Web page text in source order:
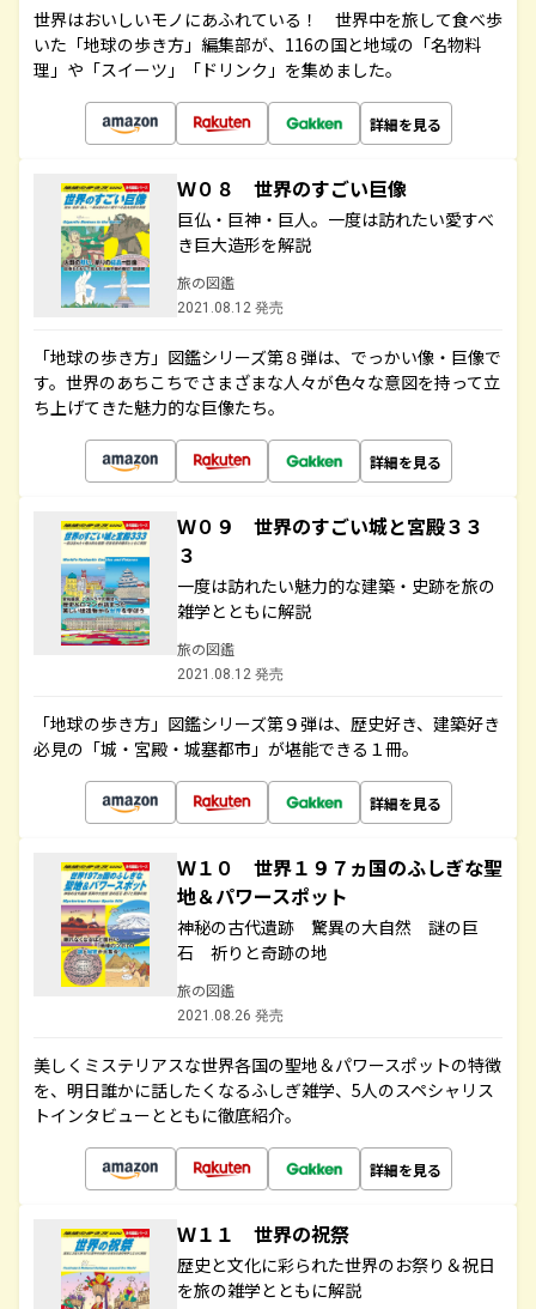
世界はおいしいモノにあふれている！ 世界中を旅して食べ歩
いた「地球の歩き方」編集部が、116の国と地域の「名物料
理」や「スイーツ」「ドリンク」を集めました。
詳細を見る
Ｗ０８ 世界のすごい巨像
巨仏・巨神・巨人。一度は訪れたい愛すべ
き巨大造形を解説
旅の図鑑
2021.08.12 発売
「地球の歩き方」図鑑シリーズ第８弾は、でっかい像・巨像で
す。世界のあちこちでさまざまな人々が色々な意図を持って立
ち上げてきた魅力的な巨像たち。
詳細を見る
Ｗ０９ 世界のすごい城と宮殿３３
３
一度は訪れたい魅力的な建築・史跡を旅の
雑学とともに解説
旅の図鑑
2021.08.12 発売
「地球の歩き方」図鑑シリーズ第９弾は、歴史好き、建築好き
必見の「城・宮殿・城塞都市」が堪能できる１冊。
詳細を見る
Ｗ１０ 世界１９７ヵ国のふしぎな聖
地＆パワースポット
神秘の古代遺跡 驚異の大自然 謎の巨
石 祈りと奇跡の地
旅の図鑑
2021.08.26 発売
美しくミステリアスな世界各国の聖地＆パワースポットの特徴
を、明日誰かに話したくなるふしぎ雑学、5人のスペシャリス
トインタビューとともに徹底紹介。
詳細を見る
Ｗ１１ 世界の祝祭
歴史と文化に彩られた世界のお祭り＆祝日
を旅の雑学とともに解説